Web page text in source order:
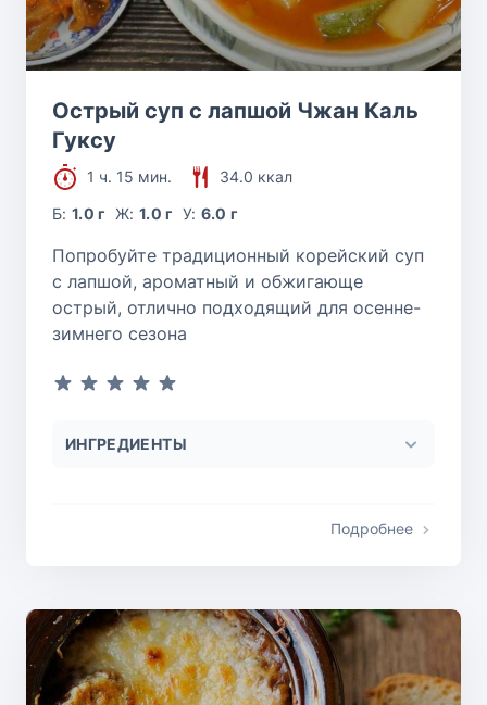
Острый суп с лапшой Чжан Каль
Гуксу
1 ч. 15 мин.
34.0 ккал
Б:1.0 г Ж: 1.0 г У: 6.0 г
Попробуйте традиционный корейский суп
с лапшой, ароматный и обжигающе
острый, отлично подходящий для осенне-
зимнего сезона
ИНГРЕДИЕНТЫ
Подробнее